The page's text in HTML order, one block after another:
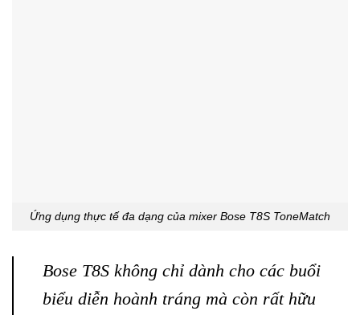
Ứng dụng thực tế đa dạng của mixer Bose T8S ToneMatch
Bose T8S không chỉ dành cho các buổi
biểu diễn hoành tráng mà còn rất hữu